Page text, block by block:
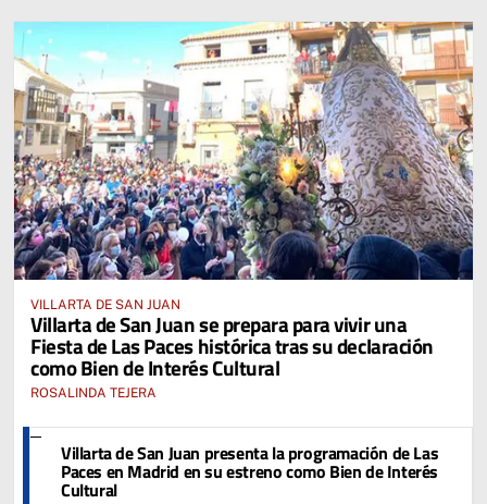
VILLARTA DE SAN JUAN
Villarta de San Juan se prepara para vivir una
Fiesta de Las Paces histórica tras su declaración
como Bien de Interés Cultural
ROSALINDA TEJERA
Villarta de San Juan presenta la programación de Las
Paces en Madrid en su estreno como Bien de Interés
Cultural